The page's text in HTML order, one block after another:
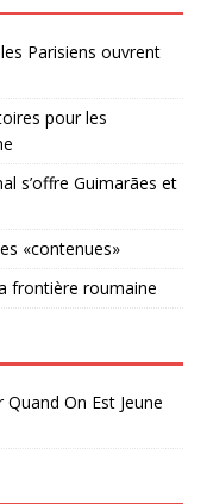
Parisiens ouvrent
pour les
s’offre Guimarães et
«contenues»
frontière roumaine
On Est Jeune